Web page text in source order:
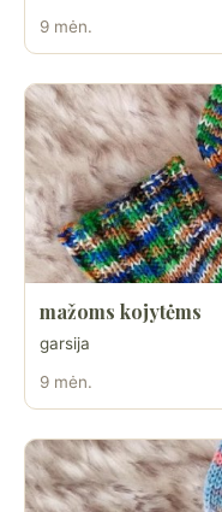
9 mėn.
mažoms kojytėms
garsija
9 mėn.